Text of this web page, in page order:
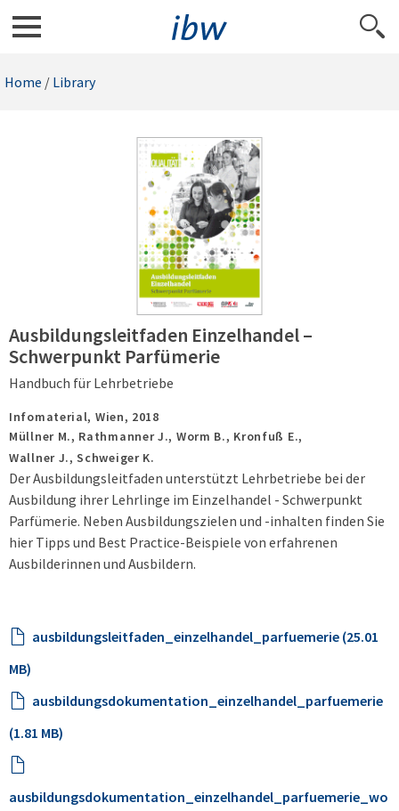
Home / Library
Ausbildungsleitfaden Einzelhandel –
Schwerpunkt Parfümerie
Handbuch für Lehrbetriebe
Infomaterial, Wien, 2018
Müllner M., Rathmanner J., Worm B., Kronfuß E.,
Wallner J., Schweiger K.
Der Ausbildungsleitfaden unterstützt Lehrbetriebe bei der
Ausbildung ihrer Lehrlinge im Einzelhandel - Schwerpunkt
Parfümerie. Neben Ausbildungszielen und -inhalten finden Sie
hier Tipps und Best Practice-Beispiele von erfahrenen
Ausbilderinnen und Ausbildern.
ausbildungsleitfaden_einzelhandel_parfuemerie (25.01
MB)
ausbildungsdokumentation_einzelhandel_parfuemerie
(1.81 MB)
ausbildungsdokumentation_einzelhandel_parfuemerie_wo